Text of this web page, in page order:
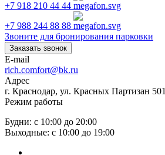
+7 918 210 44 44
+7 988 244 88 88
Звоните для бронирования парковки
Заказать звонок
E-mail
rich.comfort@bk.ru
Адрес
г. Краснодар, ул. Красных Партизан 501
Режим работы
Будни: с 10:00 до 20:00
Выходные: с 10:00 до 19:00